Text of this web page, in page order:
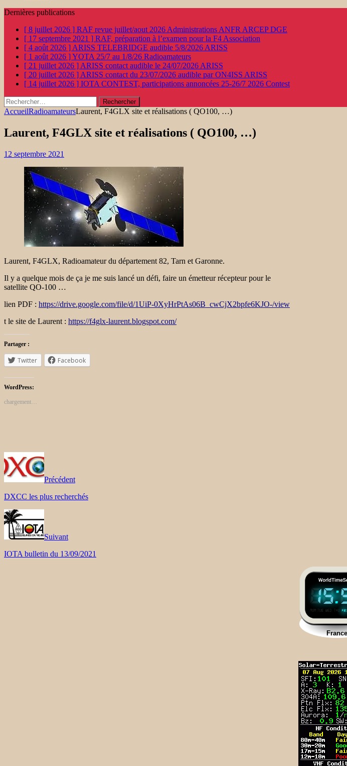
Dernières publications
[ 8 juillet 2026 ] RAF revue juillet/aout 2026 Administrations ANFR ARCEP DGE
[ 17 septembre 2021 ] RAF, préparation à l’examen pour la F4 Association
[ 4 août 2026 ] ARISS TELEBRIDGE audible 5/8/2026 ARISS
[ 1 août 2026 ]YOTA 25/7 au 1/8/26 Radioamateurs
[ 21 juillet 2026 ] ARISS contact audible le 24/07/2026 ARISS
[ 20 juillet 2026 ] ARISS contact du 23/07/2026 audible par ON4ISS ARISS
[ 14 juillet 2026 ] IOTA CONTEST, participations annoncées 25-26/7 2026 Contest
Rechercher :
AccueilRadioamateursLaurent, F4GLX site et réalisations ( QO100, …)
Laurent, F4GLX site et réalisations ( QO100, …)
12 septembre 2021
Laurent, F4GLX, Radioamateur du département 82, Tarn et Garonne.
Il y a quelque mois de ça je me suis lancé un défi, faire un émetteur récepteur pour le
satellite QO-100 …
lien PDF : https://drive.google.com/file/d/1UiP-0XyHrPtAs06B_cwCjX2bpfe6KJO-/view
t le site de Laurent : https://f4glx-laurent.blogspot.com/
Partager :
Twitter Facebook
WordPress:
chargement…
Précédent
DXCC les plus recherchés
Suivant
IOTA bulletin du 13/09/2021